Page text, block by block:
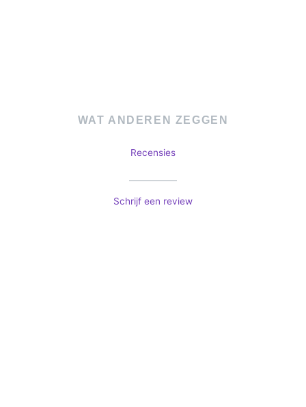
WAT ANDEREN ZEGGEN
Recensies
Schrijf een review